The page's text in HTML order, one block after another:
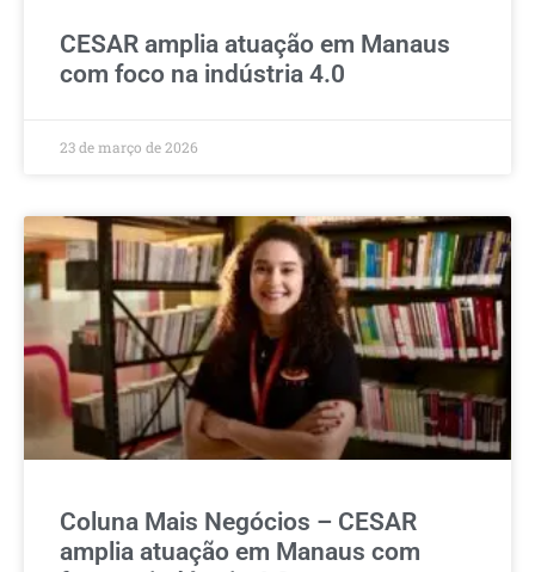
CESAR amplia atuação em Manaus
com foco na indústria 4.0
23 de março de 2026
Coluna Mais Negócios – CESAR
amplia atuação em Manaus com